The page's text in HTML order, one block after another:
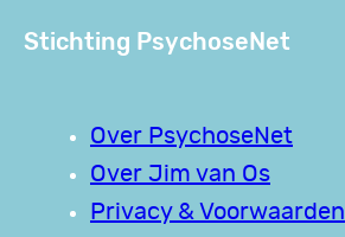
Stichting PsychoseNet
Over PsychoseNet
Over Jim van Os
Privacy & Voorwaarden